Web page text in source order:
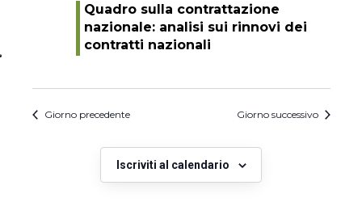
Quadro sulla contrattazione
nazionale: analisi sui rinnovi dei
contratti nazionali
Giorno precedente Giorno successivo
Iscriviti al calendario